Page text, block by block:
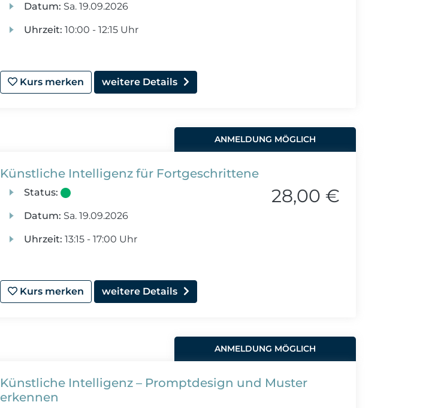
Datum: Sa.19.09.2026
Uhrzeit: 10:00 - 12:15 Uhr
Kurs merken weitere Details
ANMELDUNG MÖGLICH
Künstliche Intelligenz für Fortgeschrittene
Status:
Datum: Sa.19.09.2026
Uhrzeit: 13:15 - 17:00 Uhr
28,00 €
Kurs merken weitere Details
ANMELDUNG MÖGLICH
Künstliche Intelligenz – Promptdesign und Muster
erkennen